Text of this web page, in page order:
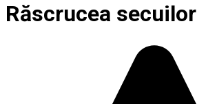
Răscrucea secuilor